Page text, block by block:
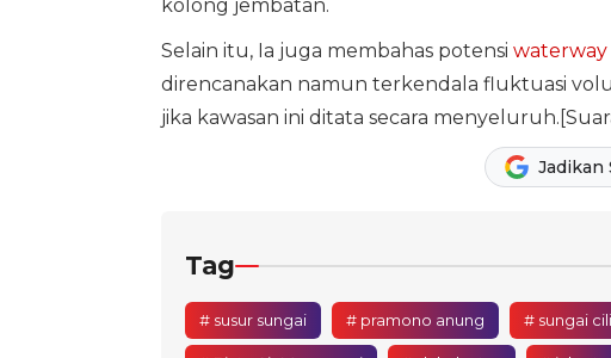
kolong jembatan.
Selain itu, Ia juga membahas potensi waterway
direncanakan namun terkendala fluktuasi
jika kawasan ini ditata secara
Jadikan
Tag
# susur sungai # pramono anung # sungai